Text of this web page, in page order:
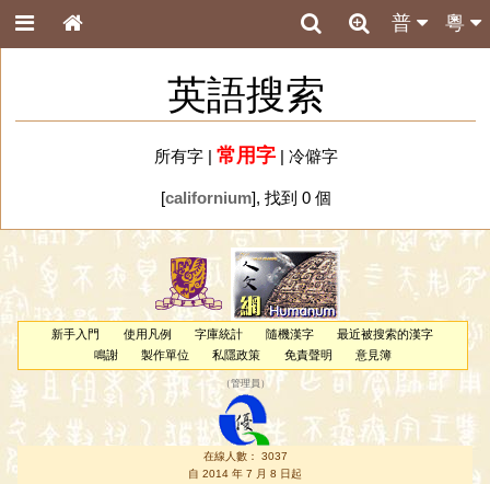
粵
普
英語搜索
所有字| 常用字| 冷僻字
[californium], 找到 0 個
新手入門 使用凡例 字庫統計 隨機漢字
最近被搜索的漢字
鳴謝
製作單位 私隱政策 免責聲明 意見簿
（管理員 ）
在線人數： 3037
自 2014 年 7 月 8 日起